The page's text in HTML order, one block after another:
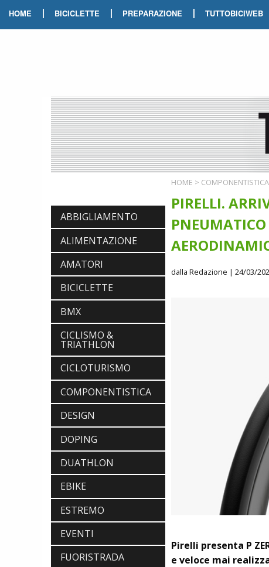
HOME | BICICLETTE | PREPARAZIONE | TUTTOBICIWEB
ABBIGLIAMENTO
ALIMENTAZIONE
AMATORI
BICICLETTE
BMX
CICLISMO &
TRIATHLON
CICLOTURISMO
COMPONENTISTICA
DESIGN
DOPING
DUATHLON
EBIKE
ESTREMO
EVENTI
FUORISTRADA
HOME > COMPONENTISTICA
PIRELLI.
PNEUMATICO
dalla Redazione | 24/03/
Pirelli presenta P
e veloce mai